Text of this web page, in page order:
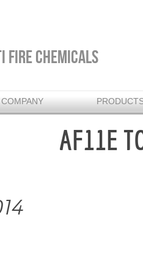
FIRE CHEMICALS
AF11E